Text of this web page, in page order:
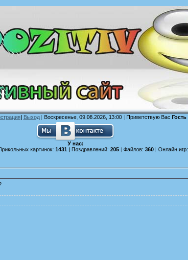
| Выход| Воскресенье, 09.08.2026, 13:00 | Приветствую Вас Гость
У нас:
картинок: 1431| Поздравлений: 205| Файлов: 360| Онлайн игр: